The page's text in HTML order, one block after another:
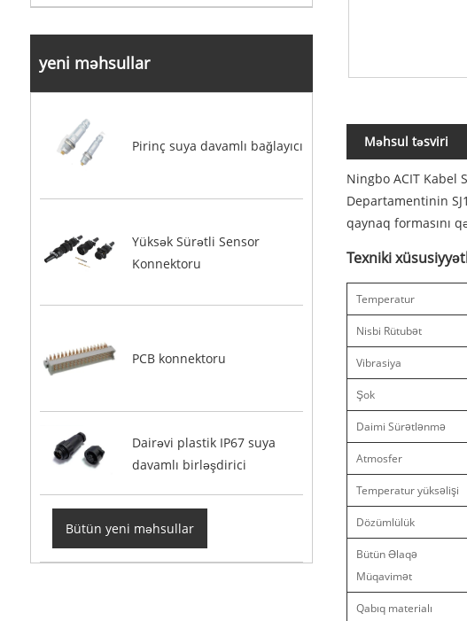
yeni məhsullar
Pirinç suya davamlı bağlayıcı
Yüksək Sürətli Sensor
Konnektoru
PCB konnektoru
Dairəvi plastik IP67 suya
davamlı birləşdirici
Bütün yeni məhsullar
Məhsul təsviri
Ningbo ACIT Kabel
Departamentinin
qaynaq formasını
Texniki
Temperatur
Nisbi Rütubət
Vibrasiya
Şok
Daimi Sürətlənmə
Atmosfer
Temperatur yüksəlişi
Dözümlülük
Bütün Əlaqə
Müqavimət
Qabıq materialı